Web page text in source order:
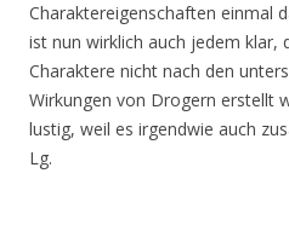
Charaktereigenschaften einmal
ist nun wirklich auch jedem klar,
Charaktere nicht nach den
Wirkungen von Drogern erstellt
lustig, weil es irgendwie auch
Lg.